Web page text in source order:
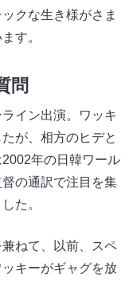
クな生き様がさま
す。
問
イン出演。ワッキ
が、相方のヒデと
年の日韓ワール
の通訳で注目を集
た。
ねて、以前、スペ
キーがギャグを放